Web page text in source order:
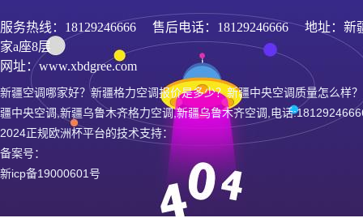
服务热线： 18129246666 售后电话：18129246666 地址：新
家a座8层
网址：www.xbdgree.com
新疆空调哪家好？新疆格力空调报价是多少？新疆中央空调质量怎么样
疆中央空调,新疆乌鲁木齐格力空调,新疆乌鲁木齐空调,电话
2024正规欧洲杯平台的技术支持：
备案号：
新icp备19000601号